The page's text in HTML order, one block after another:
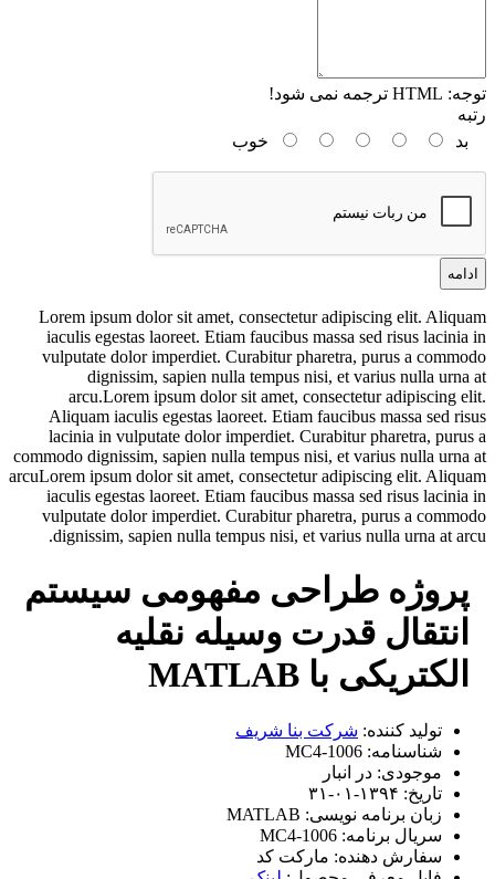
توجه:
رتبه
بد
خوب
ادامه
Lorem ipsum dolor sit amet, consectetur adipiscing elit. Aliquam
iaculis egestas laoreet. Etiam faucibus massa sed risus lacinia in
vulputate dolor imperdiet. Curabitur pharetra, purus a commodo
dignissim, sapien nulla tempus nisi, et varius nulla urna at
arcu.Lorem ipsum dolor sit amet, consectetur adipiscing elit.
Aliquam iaculis egestas laoreet. Etiam faucibus massa sed risus
lacinia in vulputate dolor imperdiet. Curabitur pharetra, purus a
commodo dignissim, sapien nulla tempus nisi, et varius nulla urna at
arcuLorem ipsum dolor sit amet, consectetur adipiscing elit. Aliquam
iaculis egestas laoreet. Etiam faucibus massa sed risus lacinia in
vulputate dolor imperdiet. Curabitur pharetra, purus a commodo
dignissim, sapien nulla tempus nisi, et varius nulla urna at arcu.
پروژه طراحی مفهومی سیستم
انتقال قدرت وسیله نقلیه
الکتریکی با MATLAB
تولید کننده: شرکت بنا شریف
شناسنامه: MC4-1006
موجودی: در انبار
تاریخ: ۱۳۹۴-۰۱-۳۱
زبان برنامه نویسی: MATLAB
سریال برنامه: MC4-1006
سفارش دهنده: مارکت کد